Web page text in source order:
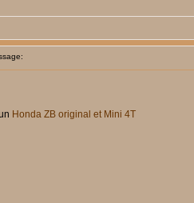
Honda ZB original et Mini 4T